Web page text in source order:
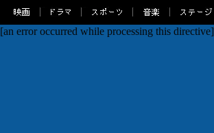
[an error occurred while processing this directive]